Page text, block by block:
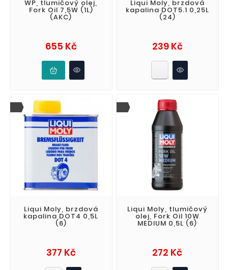
WP, tlumičový olej,
Fork Oil 7,5W (1L)
(AKC)
655 KčCena
Liqui Moly, brzdová
kapalina DOT5.1 0,25L
(24)
239 KčCena
Liqui Moly, brzdová
kapalina DOT4 0,5L
(6)
377 KčCena
Liqui Moly, tlumičový
olej, Fork Oil 10W
MEDIUM 0,5L (6)
272 KčCena